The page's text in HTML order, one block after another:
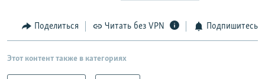
Поделиться Читать без VPN Подпишитесь
Этот контент также в категориях